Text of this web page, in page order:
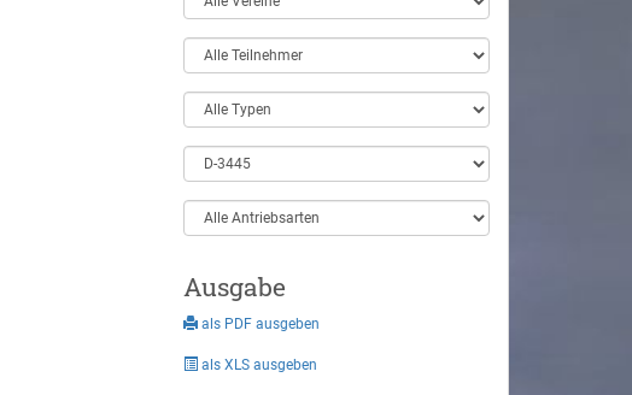
Ausgabe
als PDF ausgeben
als XLS ausgeben